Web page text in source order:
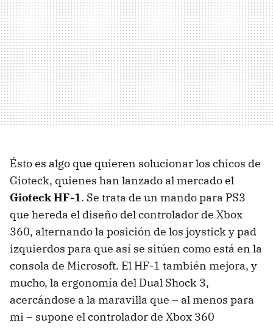
Ésto es algo que quieren solucionar los chicos de
Gioteck, quienes han lanzado al mercado el
Gioteck HF-1. Se trata de un mando para PS3
que hereda el diseño del controlador de Xbox
360, alternando la posición de los joystick y pad
izquierdos para que así se sitúen como está en la
consola de Microsoft. El HF-1 también mejora, y
mucho, la ergonomía del Dual Shock 3,
acercándose a la maravilla que – al menos para
mi – supone el controlador de Xbox 360